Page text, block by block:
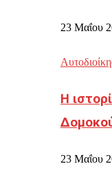
23 Μαΐου
Η
23 Μαΐου